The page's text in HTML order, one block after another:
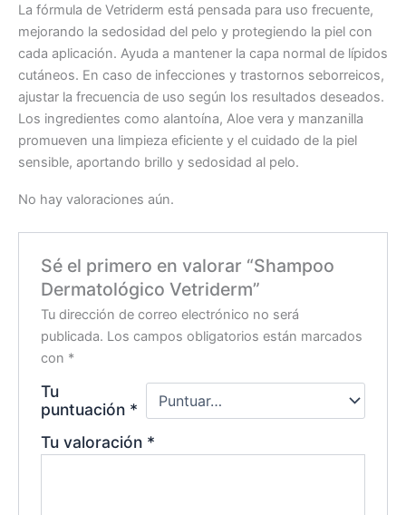
La fórmula de Vetriderm está pensada para uso frecuente,
mejorando la sedosidad del pelo y protegiendo la piel con
cada aplicación. Ayuda a mantener la capa normal de lípidos
cutáneos. En caso de infecciones y trastornos seborreicos,
ajustar la frecuencia de uso según los resultados deseados.
Los ingredientes como alantoína, Aloe vera y manzanilla
promueven una limpieza eficiente y el cuidado de la piel
sensible, aportando brillo y sedosidad al pelo.
No hay valoraciones aún.
Sé el primero en valorar “Shampoo
Dermatológico Vetriderm”
Tu dirección de correo electrónico no será
publicada. Los campos obligatorios están marcados
con *
Tu
puntuación *
Tu valoración *